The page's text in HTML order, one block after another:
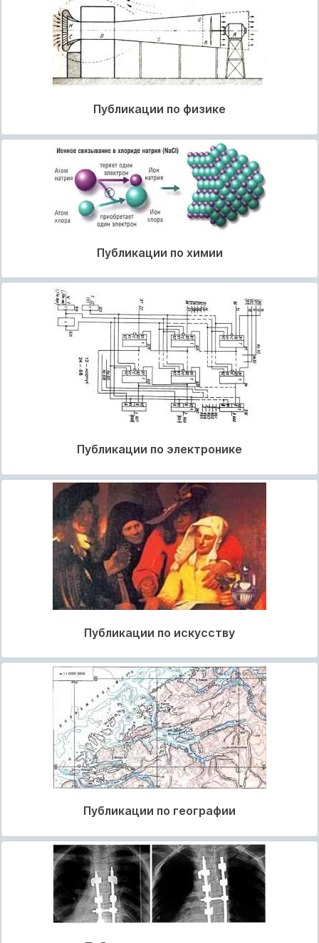
Публикации по физике
Публикации по химии
Публикации по электронике
Публикации по искусству
Публикации по географии